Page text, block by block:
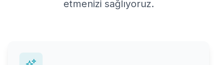
etmenizi sağlıyoruz.